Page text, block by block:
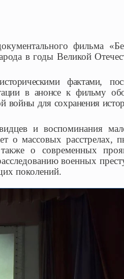
фильма
в годы Великой
фактами,
в анонсе к фильму
войны для сохранения
и воспоминания
о массовых расстрелах,
о современных
военных
поколений.